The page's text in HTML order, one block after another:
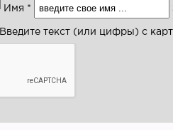
Имя *
Введите текст (или цифры) с